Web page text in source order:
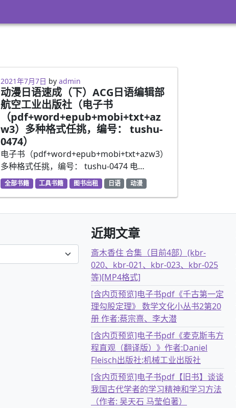
2021年3月8日
2021年7月7日 by admin
动漫日语速成（下）ACG日语编辑部
航空工业出版社（电子书
（pdf+word+epub+mobi+txt+az
w3）多种格式任挑，编号： tushu-
0474）
电子书（pdf+word+epub+mobi+txt+azw3）
多种格式任挑，编号： tushu-0474 电…
全部书籍 工具书籍 图书出租 日语 动漫
近期文章
斎木香住 合集（目前4部）(kbr-
020、kbr-021、kbr-023、kbr-025
等)[MP4格式]
[含内页预览]电子书pdf《千古第一定
理勾股定理》 数学文化小丛书2第20
册 作者:蔡宗熹、李大潜
[含内页预览]电子书pdf《麦克斯韦方
程直观（翻译版）》作者:Daniel
Fleisch出版社:机械工业出版社
[含内页预览]电子书pdf【旧书】谈谈
我国古代学者的学习精神和学习方法
（作者: 吴天石 马莹伯著）